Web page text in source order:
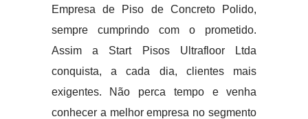
Empresa de Piso de Concreto Polido,
sempre cumprindo com o prometido.
Assim a Start Pisos Ultrafloor Ltda
conquista, a cada dia, clientes mais
exigentes. Não perca tempo e venha
conhecer a melhor empresa no segmento